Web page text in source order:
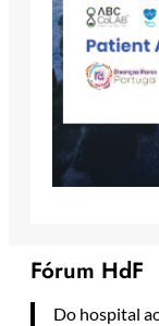
Fórum HdF
Do hospital